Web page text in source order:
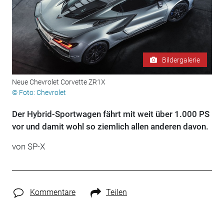
Bildergalerie
Neue Chevrolet Corvette ZR1X
© Foto: Chevrolet
Der Hybrid-Sportwagen fährt mit weit über 1.000 PS
vor und damit wohl so ziemlich allen anderen davon.
von SP-X
Kommentare Teilen